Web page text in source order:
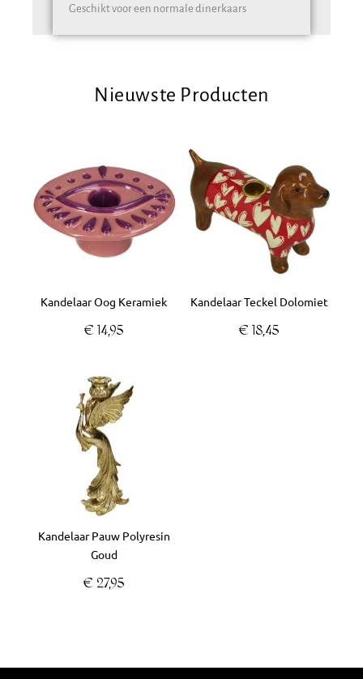
Geschikt voor een normale dinerkaars
Nieuwste Producten
Kandelaar Oog Keramiek
€ 14,95
Kandelaar Teckel Dolomiet
€ 18,45
Kandelaar Pauw Polyresin
Goud
€ 27,95